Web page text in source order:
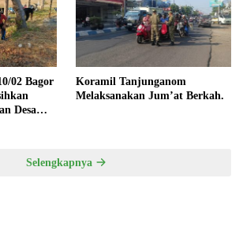
02 Bagor
Desa
Koramil Tanjunganom
Melaksanakan Jum’at Berkah.
Selengkapnya